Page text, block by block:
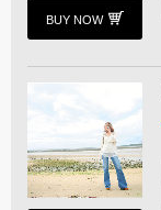
BUY NOW